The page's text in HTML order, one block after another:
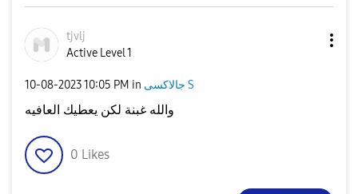
tjvlj
Active Level 1
‎10-08-202310:05 PM in جالاكسى S
والله غبنة لكن يعطيك العافيه
0 Likes